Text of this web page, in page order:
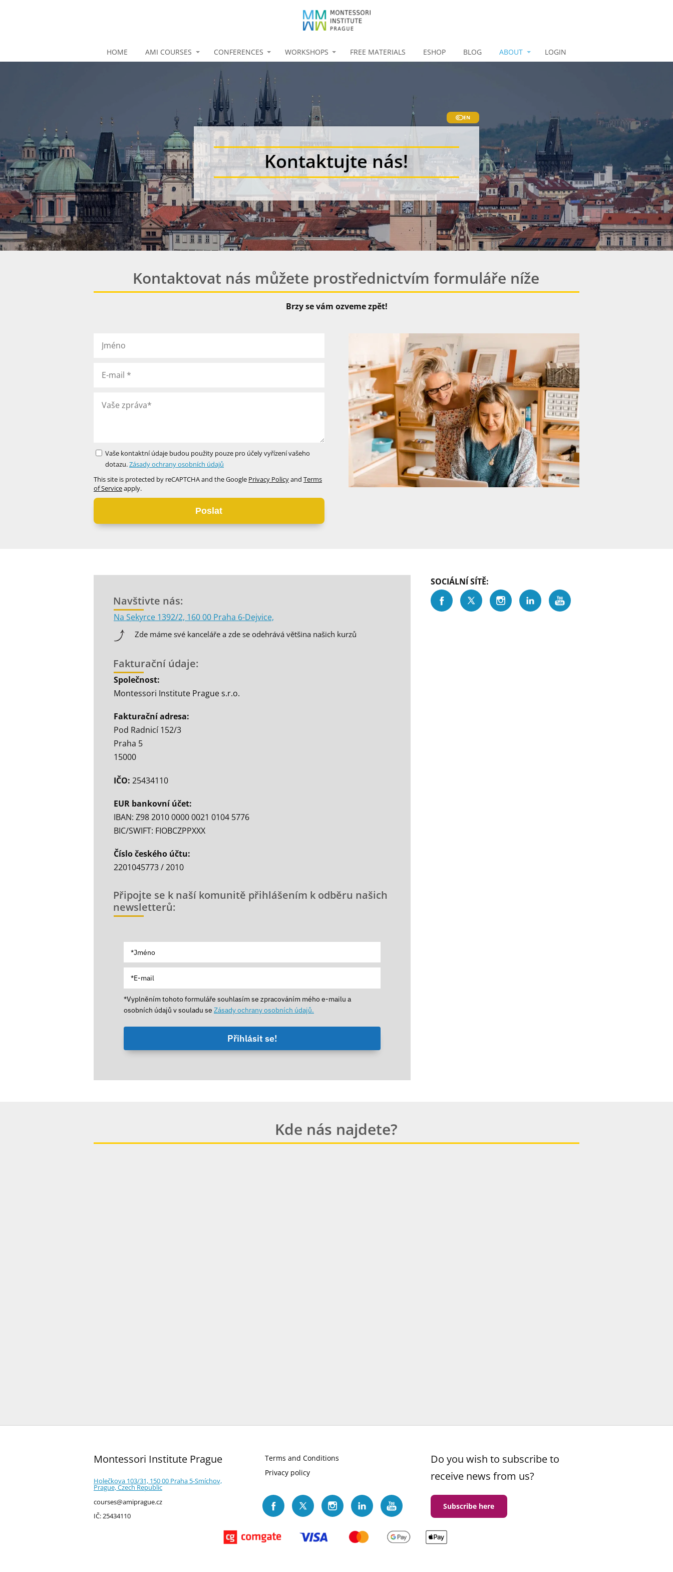
HOME AMI COURSES CONFERENCES WORKSHOPS FREE MATERIALS ESHOP BLOG ABOUT LOGIN
EN
Kontaktujte nás!
Kontaktovat nás můžete prostřednictvím formuláře níže
Brzy se vám ozveme zpět!
Vaše kontaktní údaje budou použity pouze pro účely vyřízení vašeho
dotazu.Zásady ochrany osobních údajů
This site is protected by reCAPTCHA and the Google Privacy Policyand Terms
of Serviceapply.
Poslat
Navštivte nás:
Na Sekyrce 1392/2, 160 00 Praha 6-Dejvice,
Zde máme své kanceláře a zde se odehrává většina našich kurzů
Fakturační údaje:
Společnost:
Montessori Institute Prague s.r.o.
Fakturační adresa:
Pod Radnicí 152/3
Praha 5
15000
IČO: 25434110
EUR bankovní účet:
IBAN: Z98 2010 0000 0021 0104 5776
BIC/SWIFT: FIOBCZPPXXX
Číslo českého účtu:
2201045773 / 2010
Připojte se k naší komunitě přihlášením k odběru našich
newsletterů:
*Vyplněním tohoto formuláře souhlasím se zpracováním mého e-mailu a
osobních údajů v souladu se Zásady ochrany osobních údajů.
Přihlásit se!
SOCIÁLNÍ SÍTĚ:
Kde nás najdete?
Montessori Institute Prague
Holečkova 103/31, 150 00 Praha 5-Smíchov,
Prague, Czech Republic
courses@amiprague.cz
IČ: 25434110
Terms and Conditions
Privacy policy
Do you wish to subscribe to
receive news from us?
Subscribe here